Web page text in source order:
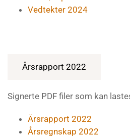
Vedtekter 2024
Årsrapport 2022
Signerte PDF filer som kan
Årsrapport 2022
Årsregnskap 2022